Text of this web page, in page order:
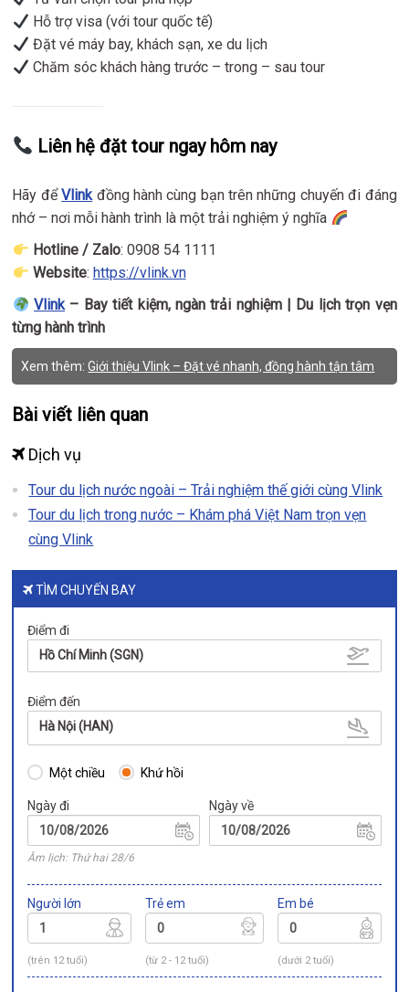
Hỗ trợ visa (với tour quốc tế)
Đặt vé máy bay, khách sạn, xe du lịch
Chăm sóc khách hàng trước – trong – sau tour
Liên hệ đặt tour ngay hôm nay
Hãy đểVlinkđồng hành cùng bạn trên những chuyến đi đáng
nhớ – nơi mỗi hành trình là một trải nghiệm ý nghĩa
Hotline / Zalo: 0908 54 1111
Website: https://vlink.vn
Vlink– Bay tiết kiệm, ngàn trải nghiệm | Du lịch trọn vẹn
từng hành trình
Xem thêm:Giới thiệu Vlink – Đặt vé nhanh, đồng hành tận tâm
Bài viết liên quan
Dịch vụ
Tour du lịch nước ngoài – Trải nghiệm thế giới cùng Vlink
Tour du lịch trong nước – Khám phá Việt Nam trọn vẹn
cùng Vlink
TÌM CHUYẾN BAY
Điểm đi
Hồ Chí Minh (SGN)
Điểm đến
Hà Nội (HAN)
Một chiều Khứ hồi
Ngày đi
Âm lịch: Thứ hai 28/6
Ngày về
Người lớn
(trên 12 tuổi)
Trẻ em
(từ 2 - 12 tuổi)
Em bé
(dưới 2 tuổi)